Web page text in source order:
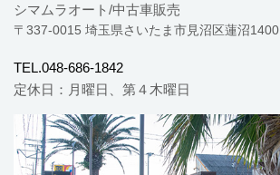
シマムラオート/中古車販売
〒337-0015 埼玉県さいたま市見沼区蓮沼1400
TEL.048-686-1842
定休日：月曜日、第４木曜日